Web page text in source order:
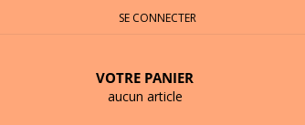
SE CONNECTER
VOTRE PANIER
aucun article